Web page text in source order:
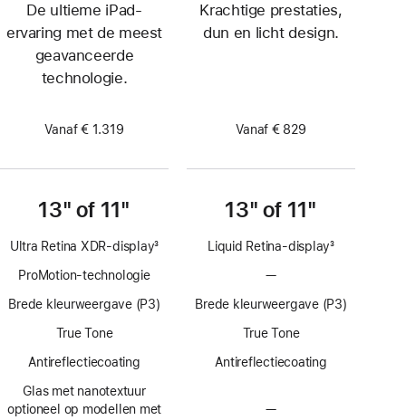
De ultieme iPad-
ervaring met de meest
geavanceerde
technologie.
Vanaf € 1.319
13" of 11"
Ultra Retina XDR-display3
ProMotion-technologie
Brede kleurweergave (P3)
True Tone
Anti­reflectie­­­coating
Glas met nanotextuur
optioneel op modellen met
Krachtige prestaties,
dun en licht design.
Vanaf € 829
13" of 11"
Liquid Retina‑display3
—Geen
technologie
Brede kleurweergave (P3)
True Tone
Anti­reflectie­­­coating
—Geen